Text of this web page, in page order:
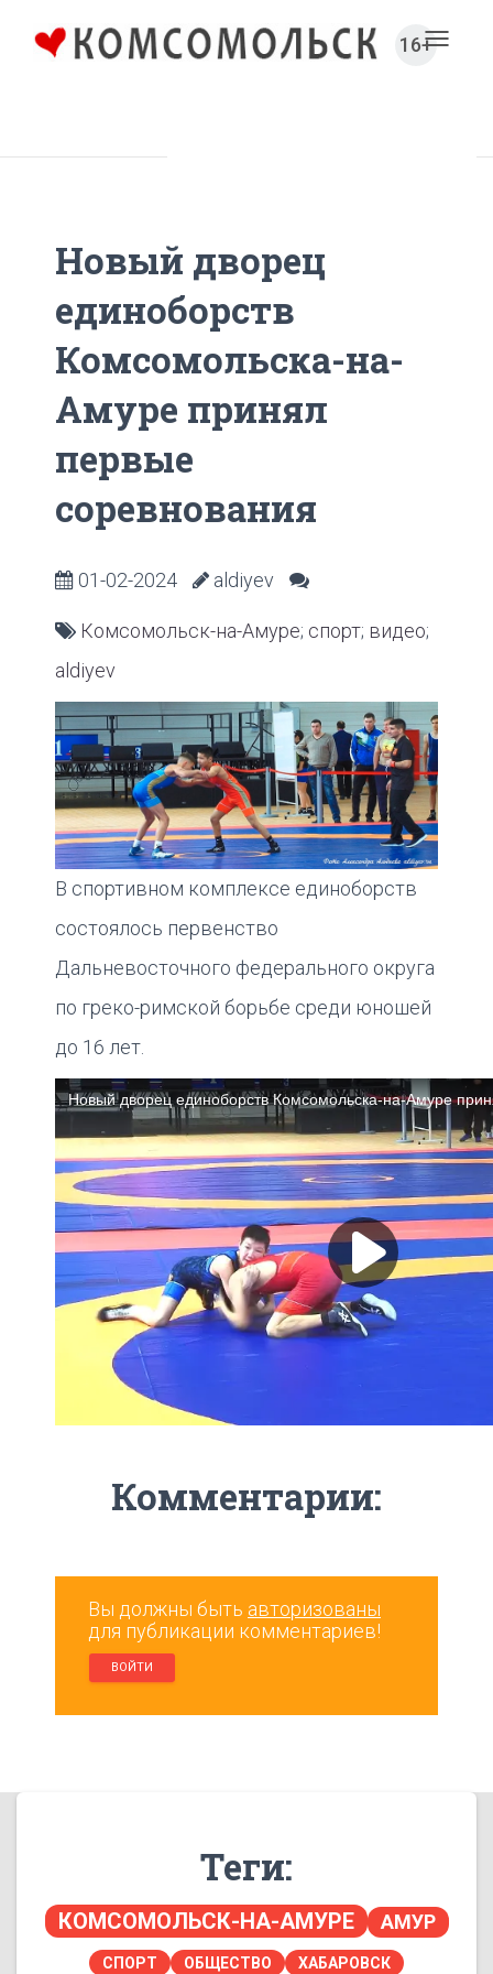
16+
Новый дворец
единоборств
Комсомольска-на-
Амуре принял
первые
соревнования
01-02-2024 aldiyev
Комсомольск-на-Амуре; спорт; видео;
aldiyev
В спортивном комплексе единоборств
состоялось первенство
Дальневосточного федерального округа
по греко-римской борьбе среди юношей
до 16 лет.
Комментарии:
Вы должны быть авторизованы
для публикации комментариев!
ВОЙТИ
Теги:
КОМСОМОЛЬСК-НА-АМУРЕ АМУР
СПОРТ ОБЩЕСТВО ХАБАРОВСК